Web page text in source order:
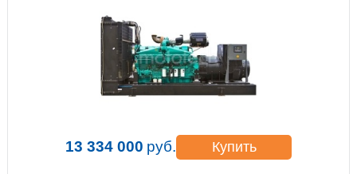
13 334 000 руб. Купить